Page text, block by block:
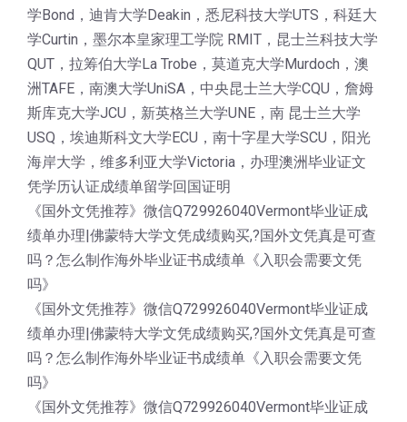
学Bond，迪肯大学Deakin，悉尼科技大学UTS，科廷大
学Curtin，墨尔本皇家理工学院 RMIT，昆士兰科技大学
QUT，拉筹伯大学La Trobe，莫道克大学Murdoch，澳
洲TAFE，南澳大学UniSA，中央昆士兰大学CQU，詹姆
斯库克大学JCU，新英格兰大学UNE，南 昆士兰大学
USQ，埃迪斯科文大学ECU，南十字星大学SCU，阳光
海岸大学，维多利亚大学Victoria，办理澳洲毕业证文
凭学历认证成绩单留学回国证明
《国外文凭推荐》微信Q729926040Vermont毕业证成
绩单办理|佛蒙特大学文凭成绩购买,?国外文凭真是可查
吗？怎么制作海外毕业证书成绩单《入职会需要文凭
吗》
《国外文凭推荐》微信Q729926040Vermont毕业证成
绩单办理|佛蒙特大学文凭成绩购买,?国外文凭真是可查
吗？怎么制作海外毕业证书成绩单《入职会需要文凭
吗》
《国外文凭推荐》微信Q729926040Vermont毕业证成